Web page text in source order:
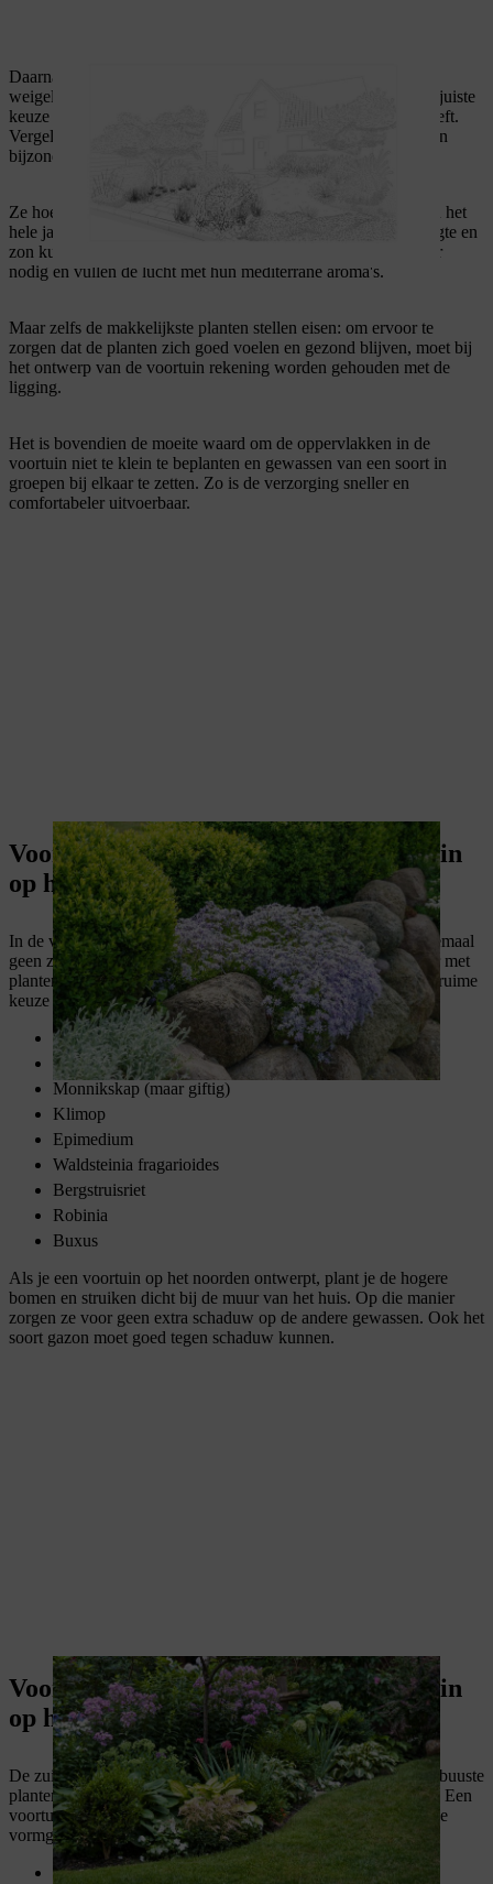
Daarnaast zijn robuuste inheemse bomen zoals sering, spiraea,
weigelia, krentenboompjes en zwarte vlier ('Black Tower') de juiste
keuze voor een voortuin die maar weinig onderhoud nodig heeft.
Vergeleken met eenjarige gewassen zijn groenblijvende planten
bijzonder onderhoudsvriendelijk.
Ze hoeven niet vervangen te worden en verfraaien de voortuin het
hele jaar door met hun bladeren. Kruiden die goed tegen droogte en
zon kunnen, zoals lavendel, salie en tijm, hebben weinig water
nodig en vullen de lucht met hun mediterrane aroma's.
Maar zelfs de makkelijkste planten stellen eisen: om ervoor te
zorgen dat de planten zich goed voelen en gezond blijven, moet bij
het ontwerp van de voortuin rekening worden gehouden met de
ligging.
Het is bovendien de moeite waard om de oppervlakken in de
voortuin niet te klein te beplanten en gewassen van een soort in
groepen bij elkaar te zetten. Zo is de verzorging sneller en
comfortabeler uitvoerbaar.
Voortuin inrichten: ideeën voor een tuin
op het noorden
In de voortuin aan de noordzijde komen slechts enkele tot helemaal
geen zonnestralen. Beplant dit deel van je perceel bij voorkeur met
planten die houden van schaduw en vocht. Gelukkig biedt de ruime
keuze aan planten je genoeg speelruimte!
Asarum
Heuchera
Monnikskap (maar giftig)
Klimop
Epimedium
Waldsteinia fragarioides
Bergstruisriet
Robinia
Buxus
Als je een voortuin op het noorden ontwerpt, plant je de hogere
bomen en struiken dicht bij de muur van het huis. Op die manier
zorgen ze voor geen extra schaduw op de andere gewassen. Ook het
soort gazon moet goed tegen schaduw kunnen.
Voortuin inrichten: ideeën voor een tuin
op het zuiden
De zuidkant van het perceel is de zonnige kant en biedt alle robuuste
planten die goed tegen droogte kunnen een aangenaam plekje. Een
voortuin op het zuiden kan vooral een mediterrane of landelijke
vormgeving krijgen.
Zonnehoed